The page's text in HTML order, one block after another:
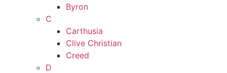
Byron
C
Carthusia
Clive Christian
Creed
D